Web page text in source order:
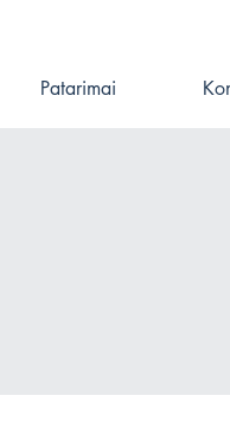
Patarimai